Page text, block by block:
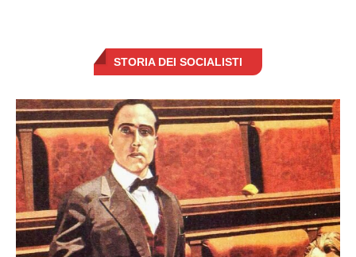
STORIA DEI SOCIALISTI